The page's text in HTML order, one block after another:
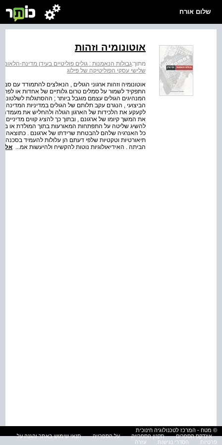
שלום אורח
אוטונומיה וזהות
מתוך:גבולות הנאמנות : גולים פוליטיים בעידן מדינת-הלאום
שלישי עסקי הפוליטיקה של פילוג
אוטונומיה וזהות ארגוני הגולים , הנאלצים להתמודד
התפקיד לשמור על סמלים טרום גלותיים של אחדות או
המנהיגים הגולים עצמם מוגבל ביותר ; ההסתגלות
הביצועי , הנגרם עקב תלותם של הגולים במדיניות
לקעקע את הלכידות של הארגון הגולה ולהחליש את מעמדה
את המשך קיומו של ארגונם , ובתוך כך להציג קווים
להשיג שליטה על התפתחות המאורעות בתוך המולדת או
כל האנרגיה שלהם להבטחת שרידתו של ארגונם . כתוצאה
תיאורטיות וטקטיות שלפי דעתם הן עלולות להעמיד
הביתה . האידיאולוגיות נוטות להקשיח ולהיעשות אמ... אל
© מטח - המרכז לטכנולוגיה חינוכית
אינדקס הספרים
תקנון הספרייה על הספרייה
תנאי שימוש באתר והגנה על
פרטיות
הסדרי נגישות עזרה